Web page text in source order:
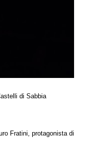
di Sabbia
Fratini, protagonista di